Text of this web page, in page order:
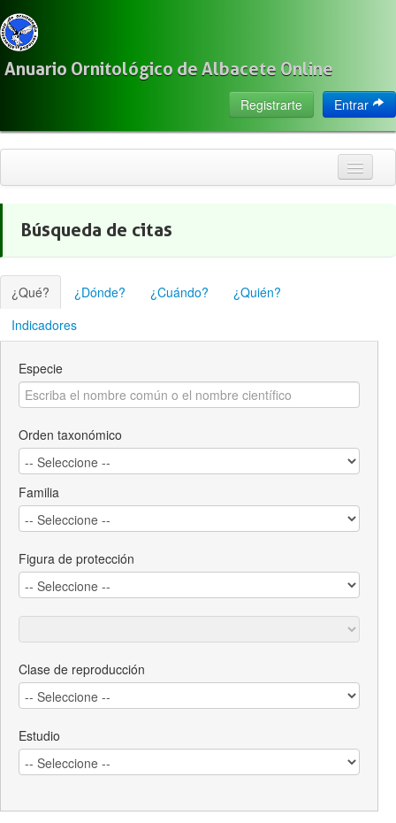
Anuario Ornitológico de Albacete Online
Entrar
Registrarte
Citas
Localización
Observadores
Acerca de
Búsqueda de citas
¿Qué? ¿Dónde? ¿Cuándo?
¿Quién?
Indicadores
Especie
Orden taxonómico
Familia
Figura de protección
Clase de reproducción
Estudio